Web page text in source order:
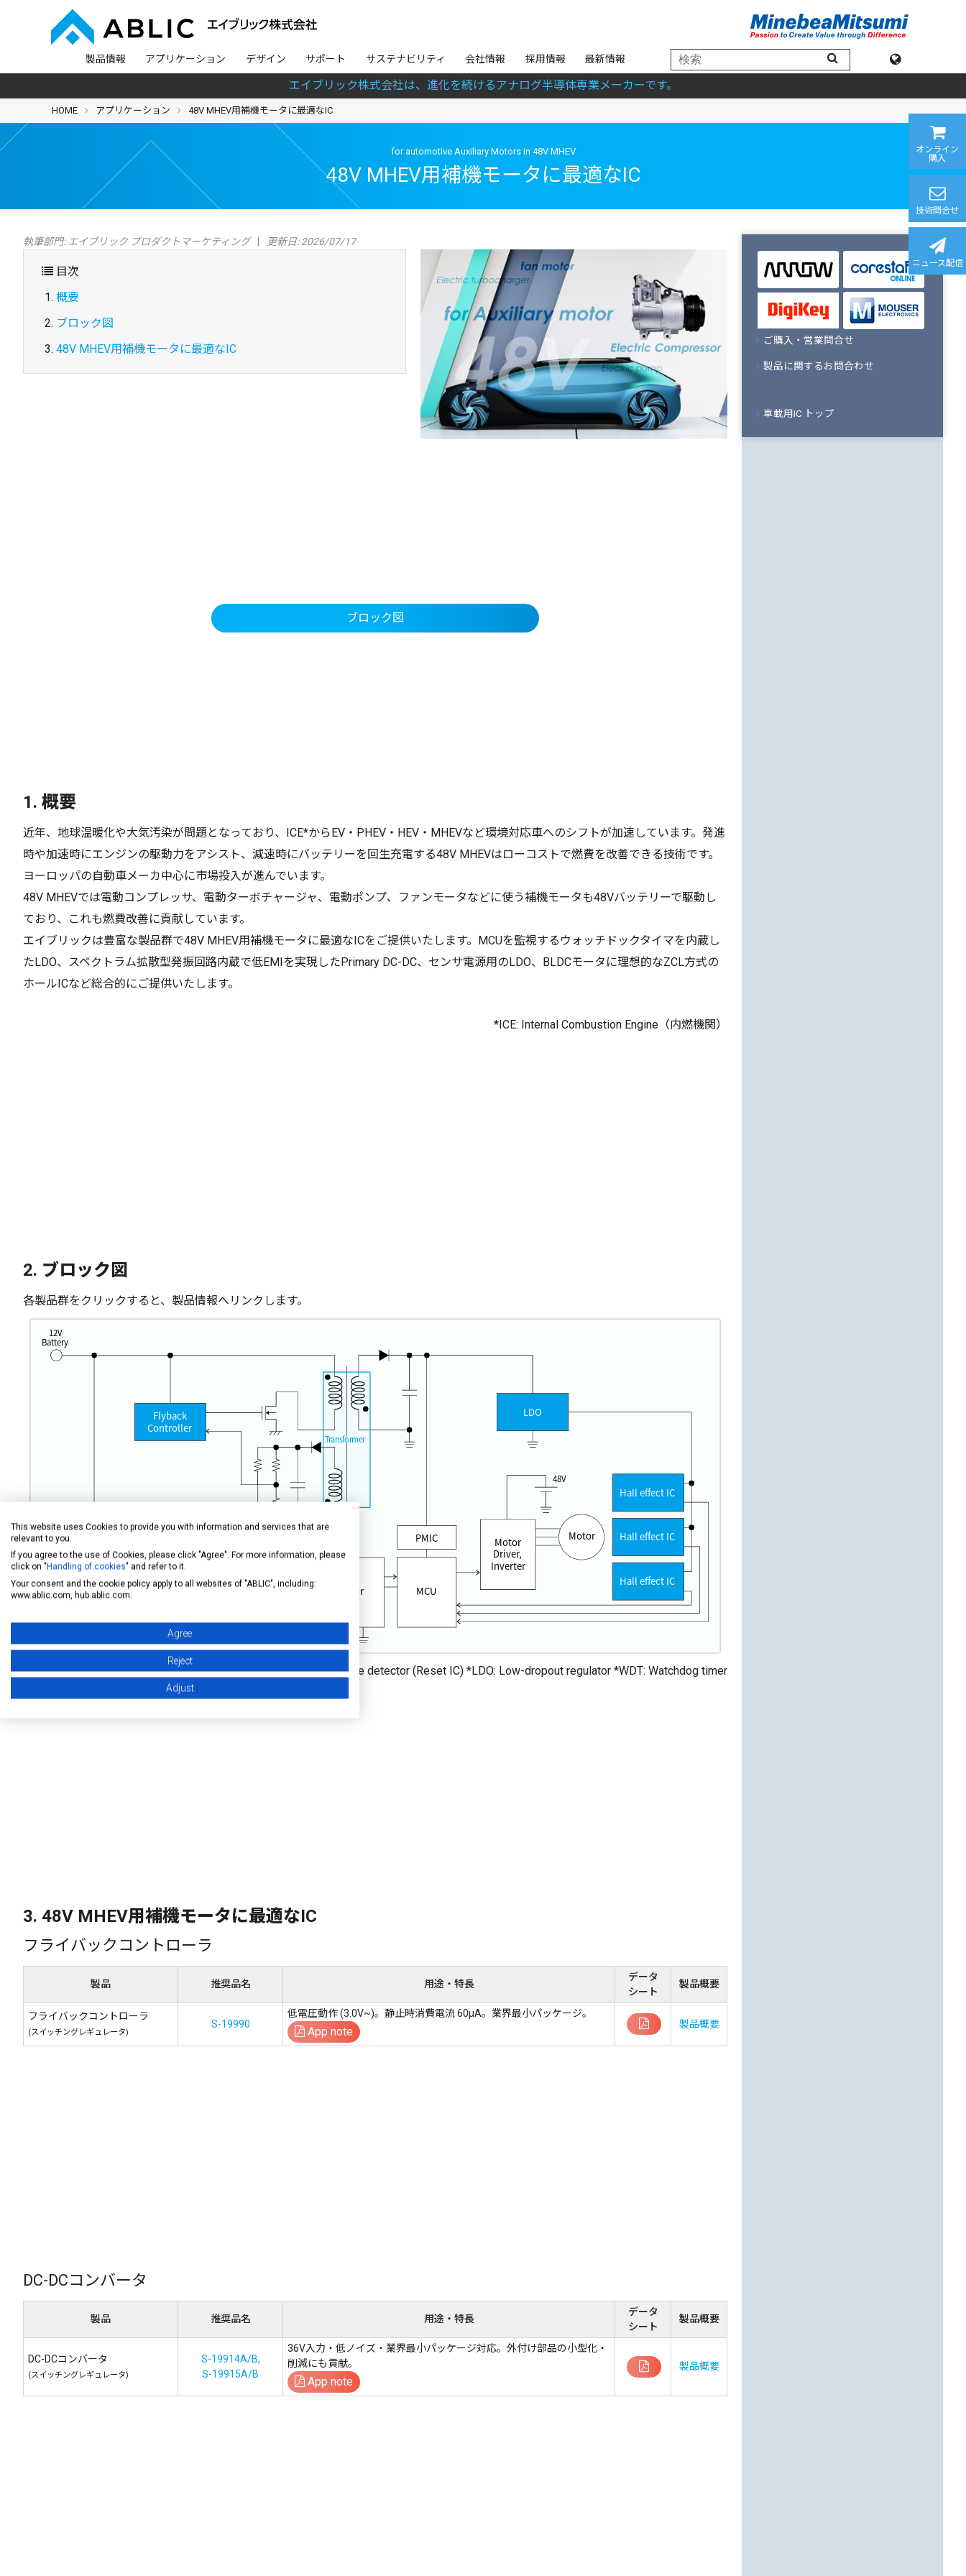
製品情報 アプリケーション デザイン サポート サステナビリティ 会社情報 採用情報 最新情報
エイブリック株式会社は、進化を続けるアナログ半導体専業メーカーです。
HOME アプリケーション 48V MHEV用補機モータに最適なIC
オンライン
購入
技術問合せ
ニュース配信
for automotive Auxiliary Motors in 48V MHEV
48V MHEV用補機モータに最適なIC
執筆部門:エイブリック プロダクトマーケティング 更新日: 2026/07/17
目次
概要
ブロック図
48V MHEV用補機モータに最適なIC
ブロック図
1. 概要
近年、地球温暖化や大気汚染が問題となっており、ICE*からEV・PHEV・HEV・MHEVなど環境対応車へのシフトが加速しています。発進
時や加速時にエンジンの駆動力をアシスト、減速時にバッテリーを回生充電する48V MHEVはローコストで燃費を改善できる技術です。
ヨーロッパの自動車メーカ中心に市場投入が進んでいます。
48V MHEVでは電動コンプレッサ、電動ターボチャージャ、電動ポンプ、ファンモータなどに使う補機モータも48Vバッテリーで駆動し
ており、これも燃費改善に貢献しています。
エイブリックは豊富な製品群で48V MHEV用補機モータに最適なICをご提供いたします。MCUを監視するウォッチドックタイマを内蔵し
たLDO、スペクトラム拡散型発振回路内蔵で低EMIを実現したPrimary DC-DC、センサ電源用のLDO、BLDCモータに理想的なZCL方式の
ホールICなど総合的にご提供いたします。
*ICE: Internal Combustion Engine（内燃機関）
2. ブロック図
各製品群をクリックすると、製品情報へリンクします。
48V
12V
Battery
Motor
Motor
Inverter
Driver,
MCU
Isolator
MCU
PMIC
Transformer
Hall effect IC
Hall effect IC
Hall effect IC
LDO
DC-DC
Converter
WDT
VD
LDO
Controller
Flyback
*VD: Voltage detector (Reset IC) *LDO: Low-dropout regulator *WDT: Watchdog timer
3. 48V MHEV用補機モータに最適なIC
フライバックコントローラ
製品 推奨品名 用途・特長
データ
シート
製品概要
フライバックコントローラ
(スイッチングレギュレータ)
S-19990
低電圧動作 (3.0V~)。静止時消費電流 60µA。業界最小パッケージ。
App note
製品概要
DC-DCコンバータ
製品 推奨品名 用途・特長
データ
シート
製品概要
DC-DCコンバータ
(スイッチングレギュレータ)
S-19914A/B,
S-19915A/B
36V入力・低ノイズ・業界最小パッケージ対応。外付け部品の小型化・
削減にも貢献。
App note
製品概要
ご購入・営業問合せ
製品に関するお問合わせ
車載用IC トップ
This website uses Cookies to provide you with information and services that are
relevant to you.
If you agree to the use of Cookies, please click "Agree". For more information, please
click on "Handling of cookies" and refer to it.
Your consent and the cookie policy apply to all websites of "ABLIC", including:
www.ablic.com, hub.ablic.com.
Agree
Reject
Adjust